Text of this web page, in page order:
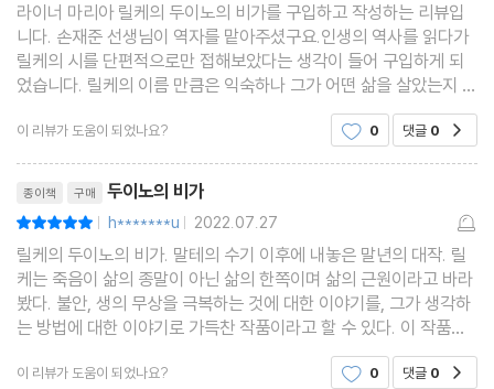
라이너 마리아 릴케의 두이노의 비가를 구입하고 작성하는 리뷰입
니다. 손재준 선생님이 역자를 맡아주셨구요.인생의 역사를 읽다가
릴케의 시를 단편적으로만 접해보았다는 생각이 들어 구입하게 되
었습니다. 릴케의 이름 만큼은 익숙하나 그가 어떤 삶을 살았는지 어
떤 생각을 했는지는 잘 모르겠더라구요. 오랜 세월에 걸쳐 회자되는
그의 시를 이 책을 통해 접하게 되어 좋았습니다.
이 리뷰가 도움이 되었나요? 0 댓글 0
종이책 구매 두이노의 비가
| h*******u | 2022.07.27
릴케의 두이노의 비가. 말테의 수기 이후에 내놓은 말년의 대작. 릴
케는 죽음이 삶의 종말이 아닌 삶의 한쪽이며 삶의 근원이라고 바라
봤다. 불안, 생의 무상을 극복하는 것에 대한 이야기를, 그가 생각하
는 방법에 대한 이야기로 가득찬 작품이라고 할 수 있다. 이 작품을
완성하기까지 10년 정도의 세월을 보냈다고 한다. 제 2의 비가. 그
러나 우리는 느끼는 순간 흩날리
이 리뷰가 도움이 되었나요? 0 댓글 0